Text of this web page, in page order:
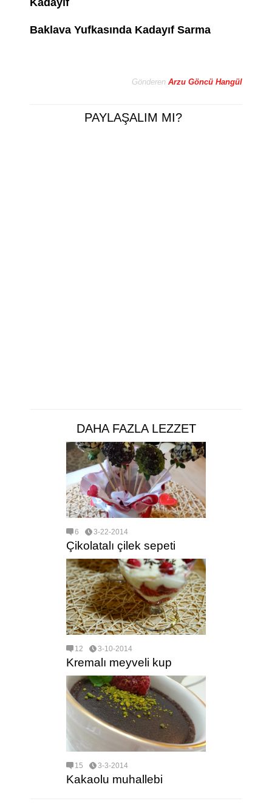
Kadayıf
Baklava Yufkasında Kadayıf Sarma
Gönderen Arzu Göncü Hangül
PAYLAŞALIM MI?
DAHA FAZLA LEZZET
6 3-22-2014
Çikolatalı çilek sepeti
12 3-10-2014
Kremalı meyveli kup
15 3-3-2014
Kakaolu muhallebi